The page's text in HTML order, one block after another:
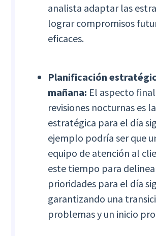
analista adaptar las
lograr compromisos
eficaces.
Planificación
mañana: El aspecto
revisiones nocturnas es
estratégica para el día
ejemplo podría ser que
equipo de atención al
este tiempo para
prioridades para el día
garantizando una
problemas y un inicio